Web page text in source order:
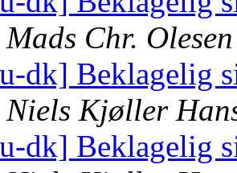
Mads Chr. Olesen
dk] Beklagelig
Niels Kjøller
dk] Beklagelig